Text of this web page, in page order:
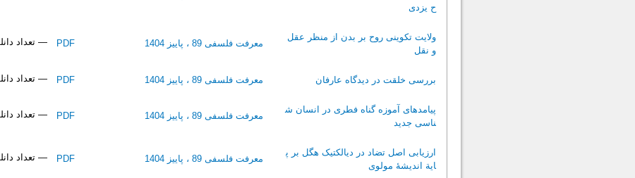
ح یزدی
ولایت تکوینی روح بر بدن از منظر عقل
و نقل
معرفت فلسفی 89 ، پاییز 1404 PDF — تعداد
بررسی خلقت در دیدگاه عارفان معرفت فلسفی 89 ، پاییز 1404 PDF — تعداد
پیامدهای آموزه گناه فطری در انسان ش
ناسی جدید
معرفت فلسفی 89 ، پاییز 1404 PDF — تعداد
ارزیابی اصل تضاد در دیالکتیک هگل بر پ
ایة اندیشۀ مولوی
معرفت فلسفی 89 ، پاییز 1404 PDF — تعداد